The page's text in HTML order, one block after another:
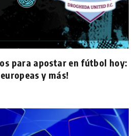
para apostar en fútbol hoy:
y más!